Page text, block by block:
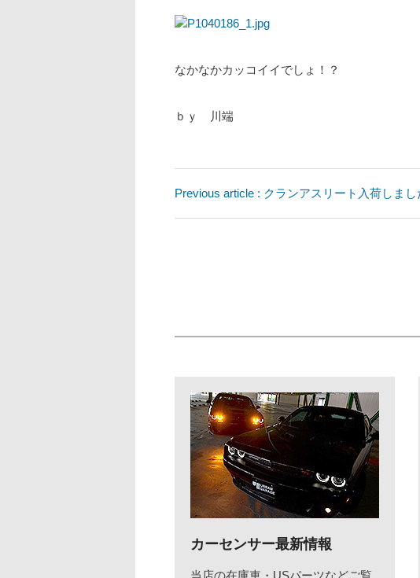
なかなかカッコイイでしょ！？
ｂｙ 川端
Previous article : クランアスリート入荷しまし
カーセンサー最新情報